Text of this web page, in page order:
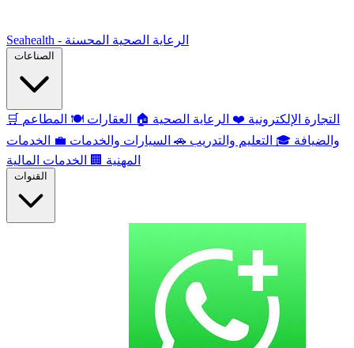
Seahealth - الرعاية الصحية المحسنة
🛒 التجارة الإلكترونية ❤️ الرعاية الصحية 🏠 العقارات 🍽️ المطاعم
والضيافة 🎓 التعليم والتدريب 🚗 السيارات والخدمات 💼
الخدمات
المهنية 🏢 الخدمات المالية